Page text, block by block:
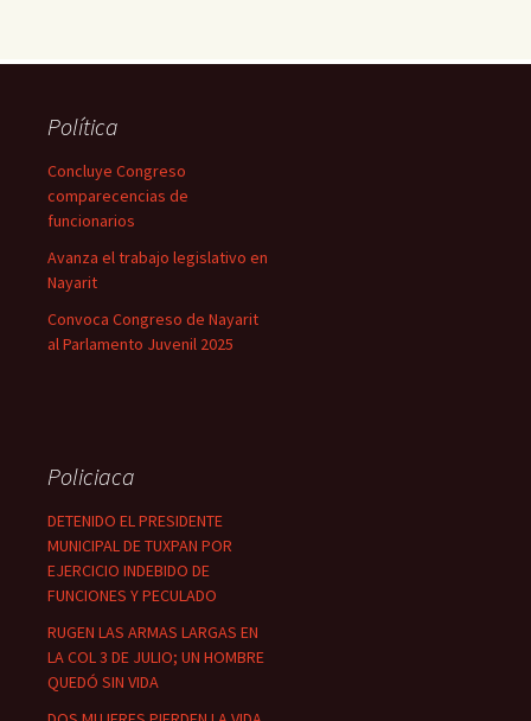
Política
Concluye Congreso
comparecencias de
funcionarios
Avanza el trabajo legislativo en
Nayarit
Convoca Congreso de Nayarit
al Parlamento Juvenil 2025
Policiaca
DETENIDO EL PRESIDENTE
MUNICIPAL DE TUXPAN POR
EJERCICIO INDEBIDO DE
FUNCIONES Y PECULADO
RUGEN LAS ARMAS LARGAS EN
LA COL 3 DE JULIO; UN HOMBRE
QUEDÓ SIN VIDA